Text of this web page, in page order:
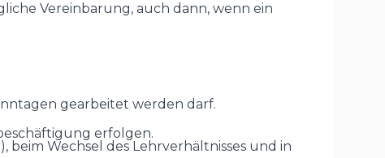
Vereinbarung, auch dann, wenn ein
gearbeitet werden darf.
erfolgen.
Wechsel des Lehrverhältnisses und in